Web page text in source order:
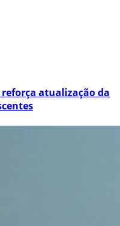
atualização da